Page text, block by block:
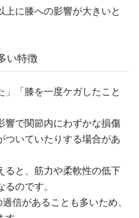
上に膝への影響が大きいと
い特徴
」「膝を一度ケガしたこと
響で関節内にわずかな損傷
ついていたりする場合があ
ると、筋力や柔軟性の低下
のです。
信があることも多いため、